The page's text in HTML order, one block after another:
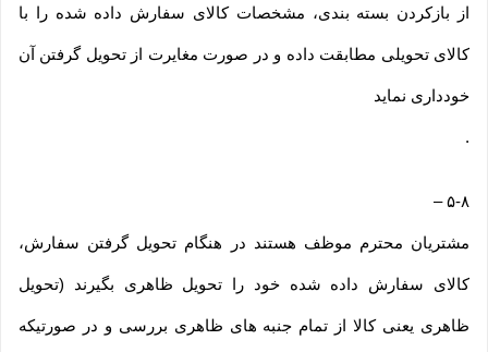
از بازکردن بسته بندی، مشخصات کالای سفارش داده شده را با
کالای تحویلی مطابقت داده و در صورت مغایرت از تحویل گرفتن آن
خودداری نماید
.
۵-۸–
مشتریان محترم موظف هستند در هنگام تحویل گرفتن سفارش،
کالای سفارش داده شده خود را تحویل ظاهری بگیرند (تحویل
ظاهری یعنی کالا از تمام جنبه های ظاهری بررسی و در صورتیکه